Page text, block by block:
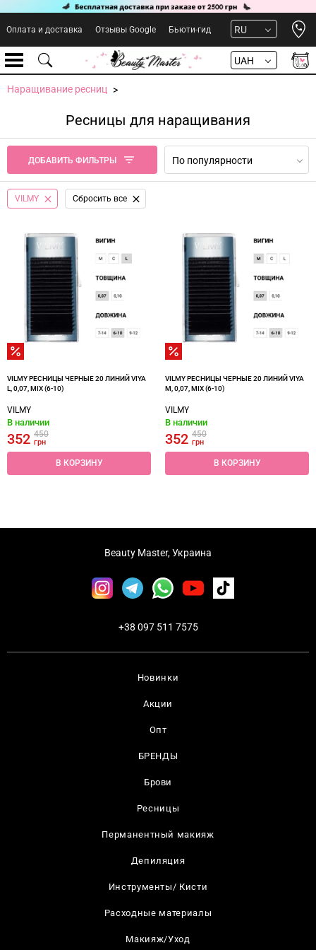
Оплата и доставка Отзывы Google Бьюти-гид RU
UAH
Наращивание ресниц
Ресницы для наращивания
ДОБАВИТЬ ФИЛЬТРЫ По популярности
VILMY Сбросить все
VILMY РЕСНИЦЫ ЧЕРНЫЕ 20 ЛИНИЙ VIYA
L, 0,07, MIX (6-10)
VILMY
В наличии
352 450
грн
В КОРЗИНУ
VILMY РЕСНИЦЫ ЧЕРНЫЕ 20 ЛИНИЙ VIYA
M, 0,07, MIX (6-10)
VILMY
В наличии
352 450
грн
В КОРЗИНУ
Новинки
Акции
Опт
БРЕНДЫ
Брови
Ресницы
Перманентный макияж
Депиляция
Инструменты/ Кисти
Расходные материалы
Макияж/Уход
Beauty Master, Украина
+38 097 511 7575